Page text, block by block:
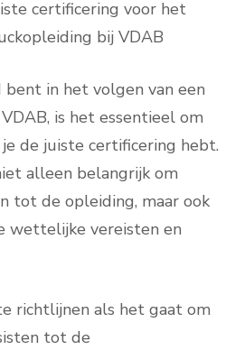
certificering voor het
bij VDAB
in het volgen van een
is het essentieel om
de juiste certificering hebt.
alleen belangrijk om
tot de opleiding, maar ook
wettelijke vereisten en
richtlijnen als het gaat om
tot de